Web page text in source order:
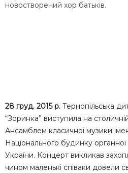
новостворений хор батьків.
28 груд. 2015 р. Тернопільська
“Зоринка” виступила на
Ансамблем класичної музики
Національного будинку
України. Концерт викликав
чином маленькі співаки довели